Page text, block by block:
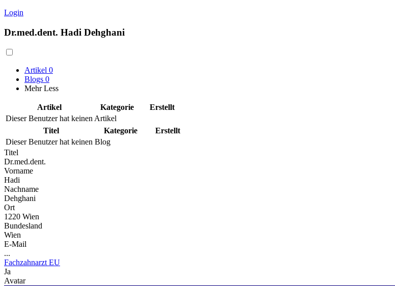
Login
Dr.med.dent. Hadi Dehghani
Artikel 0
Blogs 0
Mehr Less
Artikel Kategorie
Erstellt
Dieser Benutzer hat keinen Artikel
Titel
Kategorie
Erstellt
Dieser Benutzer hat keinen Blog
Titel
Dr.med.dent.
Vorname
Hadi
Nachname
Dehghani
Ort
1220 Wien
Bundesland
Wien
E-Mail
...
Fachzahnarzt EU
Ja
Avatar